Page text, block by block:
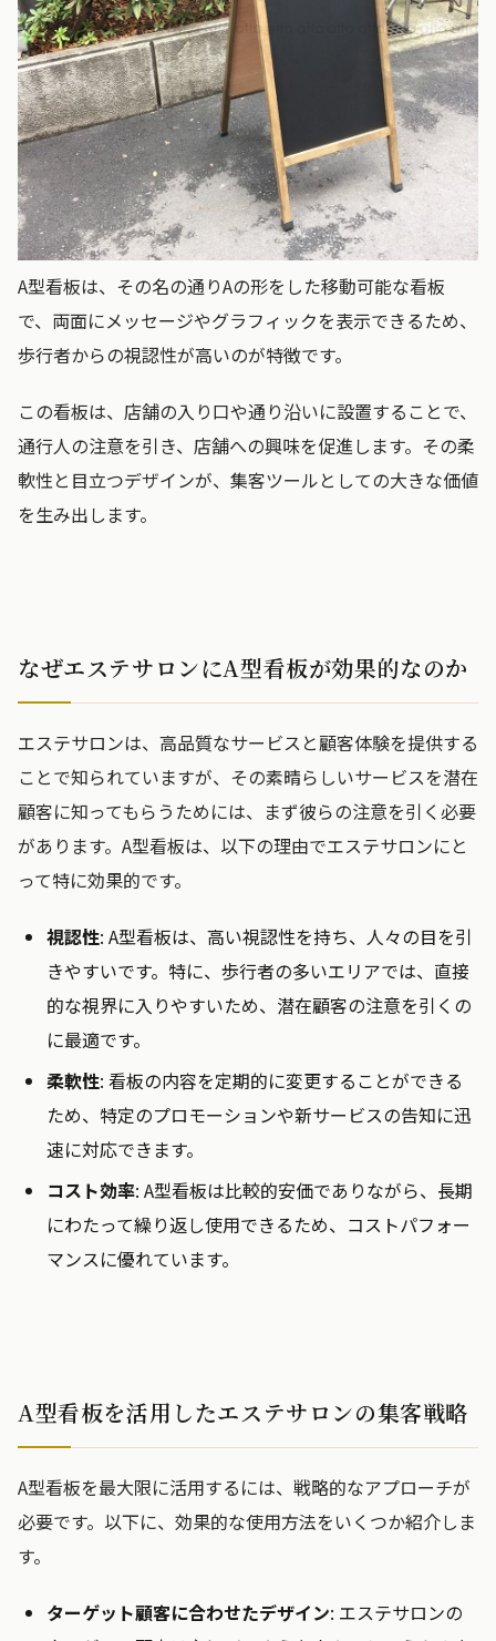
A型看板は、その名の通りAの形をした移動可能な看板
で、両面にメッセージやグラフィックを表示できるため、
歩行者からの視認性が高いのが特徴です。
この看板は、店舗の入り口や通り沿いに設置することで、
通行人の注意を引き、店舗への興味を促進します。その柔
軟性と目立つデザインが、集客ツールとしての大きな価値
を生み出します。
なぜエステサロンにA型看板が効果的なのか
エステサロンは、高品質なサービスと顧客体験を提供する
ことで知られていますが、その素晴らしいサービスを潜在
顧客に知ってもらうためには、まず彼らの注意を引く必要
があります。A型看板は、以下の理由でエステサロンにと
って特に効果的です。
視認性: A型看板は、高い視認性を持ち、人々の目を引
きやすいです。特に、歩行者の多いエリアでは、直接
的な視界に入りやすいため、潜在顧客の注意を引くの
に最適です。
柔軟性: 看板の内容を定期的に変更することができる
ため、特定のプロモーションや新サービスの告知に迅
速に対応できます。
コスト効率: A型看板は比較的安価でありながら、長期
にわたって繰り返し使用できるため、コストパフォー
マンスに優れています。
A型看板を活用したエステサロンの集客戦略
A型看板を最大限に活用するには、戦略的なアプローチが
必要です。以下に、効果的な使用方法をいくつか紹介しま
す。
ターゲット顧客に合わせたデザイン: エステサロンの